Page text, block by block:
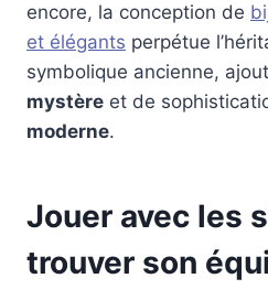
encore, la conception de
et élégants perpétue
symbolique ancienne,
mystère et de
moderne.
Jouer avec les
trouver son